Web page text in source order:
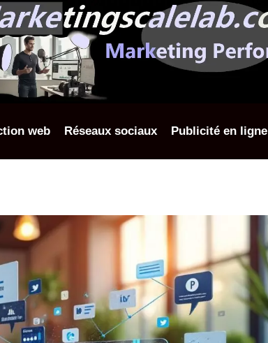
web Réseaux sociaux Publicité en ligne